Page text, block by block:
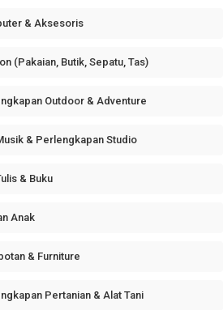
& Aksesoris
(Pakaian, Butik, Sepatu, Tas)
Outdoor & Adventure
& Perlengkapan Studio
& Buku
Anak
& Furniture
Pertanian & Alat Tani